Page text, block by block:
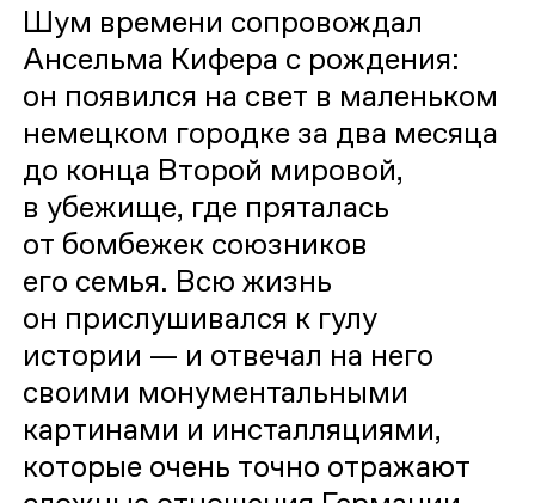
Шум времени сопровождал
Ансельма Кифера с рождения:
он появился на свет в маленьком
немецком городке за два месяца
до конца Второй мировой,
в убежище, где пряталась
от бомбежек союзников
его семья. Всю жизнь
он прислушивался к гулу
истории — и отвечал на него
своими монументальными
картинами и инсталляциями,
которые очень точно отражают